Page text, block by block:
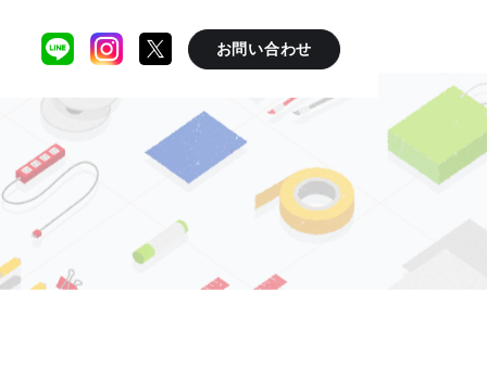
お問い合わせ